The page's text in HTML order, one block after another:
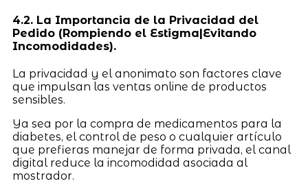
4.2. La Importancia de la Privacidad del
Pedido (Rompiendo el Estigma|Evitando
Incomodidades).
La privacidad y el anonimato son factores clave
que impulsan las ventas online de productos
sensibles.
Ya sea por la compra de medicamentos para la
diabetes, el control de peso o cualquier artículo
que prefieras manejar de forma privada, el canal
digital reduce la incomodidad asociada al
mostrador.